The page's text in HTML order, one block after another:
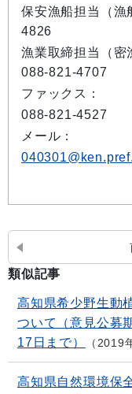
保安漁船担当（
4826
漁業取締担当（
088-821-4707
ファックス：
088-821-4527
メール：
類似記事
高知県希少野生動
ついて（意見公募
17日まで）
2019
高知県自然環境保